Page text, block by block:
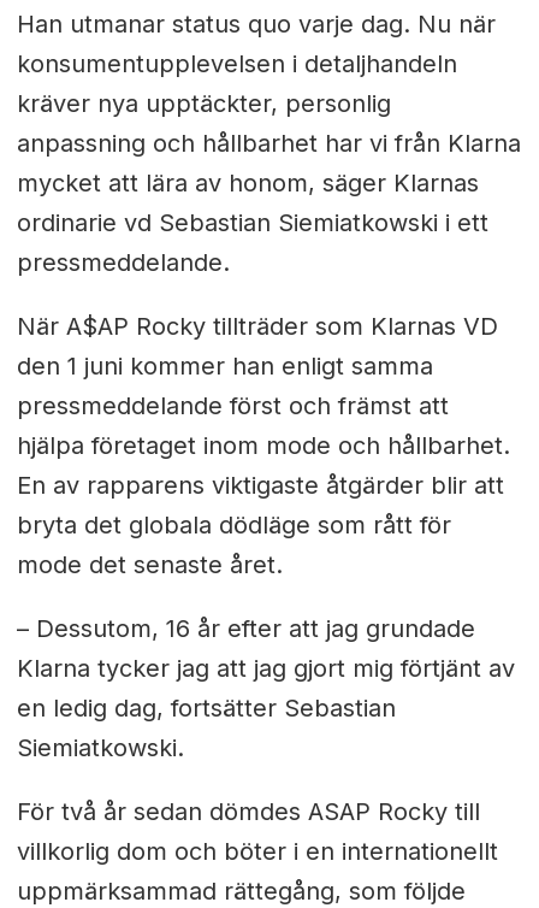
Han utmanar status quo varje dag. Nu när
konsumentupplevelsen i detaljhandeln
kräver nya upptäckter, personlig
anpassning och hållbarhet har vi från Klarna
mycket att lära av honom, säger Klarnas
ordinarie vd Sebastian Siemiatkowski i ett
pressmeddelande.
När A$AP Rocky tillträder som Klarnas VD
den 1 juni kommer han enligt samma
pressmeddelande först och främst att
hjälpa företaget inom mode och hållbarhet.
En av rapparens viktigaste åtgärder blir att
bryta det globala dödläge som rått för
mode det senaste året.
– Dessutom, 16 år efter att jag grundade
Klarna tycker jag att jag gjort mig förtjänt av
en ledig dag, fortsätter Sebastian
Siemiatkowski.
För två år sedan dömdes ASAP Rocky till
villkorlig dom och böter i en internationellt
uppmärksammad rättegång, som följde